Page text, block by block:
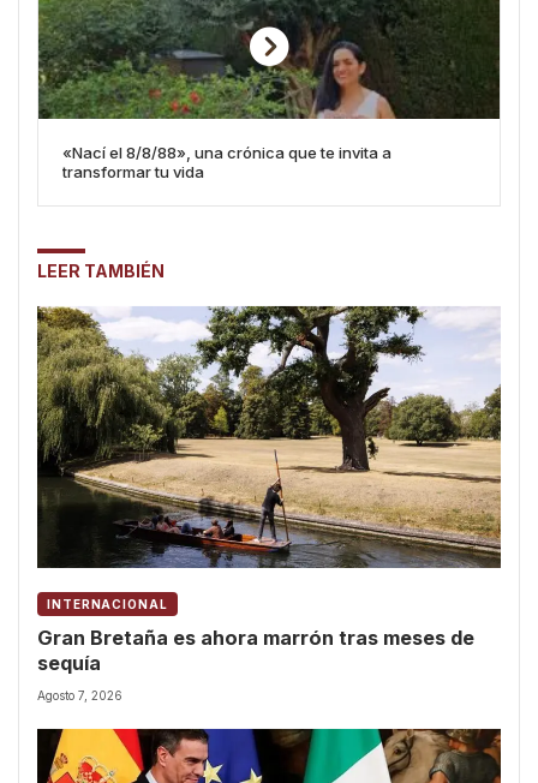
«Nací el 8/8/88», una crónica que te invita a
transformar tu vida
LEER TAMBIÉN
INTERNACIONAL
Gran Bretaña es ahora marrón tras meses de
sequía
Agosto 7, 2026